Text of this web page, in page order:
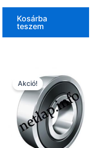
Kosárba
teszem
Akció!